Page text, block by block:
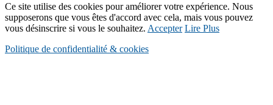
Ce site utilise des cookies pour améliorer votre expérience. Nous
supposerons que vous êtes d'accord avec cela, mais vous pouvez
vous désinscrire si vous le souhaitez. Accepter Lire Plus
Politique de confidentialité & cookies